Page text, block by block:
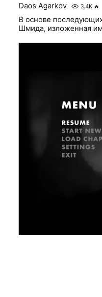
Daos Agarkov 3.4K 🔥
В основе
Шмида, изложенная